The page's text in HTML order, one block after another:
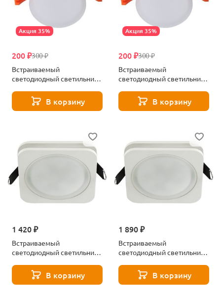
Акция 35%
300 ₽
200 ₽
Встраиваемый
светодиодный светильник
В корзину
Акция 35%
300 ₽
200 ₽
Встраиваемый
светодиодный светильник
В корзину
1 420 ₽
Встраиваемый
светодиодный светильник
В корзину
1 890 ₽
Встраиваемый
светодиодный светильник
В корзину